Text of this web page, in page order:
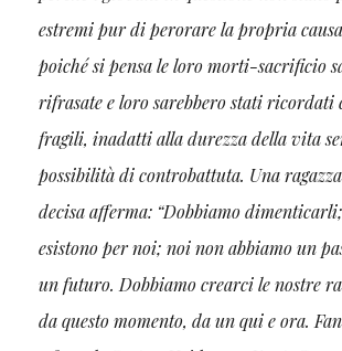
estremi pur di perorare la propria
poiché si pensa le loro morti-sacrificio
rifrasate e loro sarebbero stati ricordati
fragili, inadatti alla durezza della vita
possibilità di controbattuta. Una
decisa afferma: “Dobbiamo
esistono per noi; noi non abbiamo un
un futuro. Dobbiamo crearci le nostre
da questo momento, da un qui e ora.